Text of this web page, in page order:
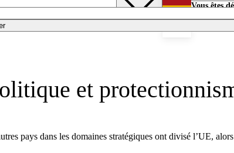
Vous êtes
et
pays dans les domaines stratégiques ont divisé l’UE,